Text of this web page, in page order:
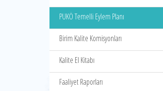
PUKÖ Temelli Eylem Planı
Birim Kalite Komisyonları
Kalite El Kitabı
Faaliyet Raporları